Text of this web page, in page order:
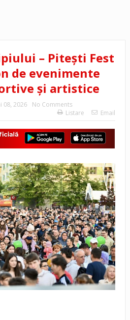
– Pitești Fest
de evenimente
și artistice
08, 2026
No Comments
Listare
Email